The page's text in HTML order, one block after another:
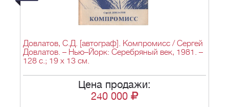
Довлатов, С.Д. [автограф]. Компромисс / Сергей
Довлатов. – Нью–Йорк: Серебряный век, 1981. –
128 с.; 19 х 13 см.
Цена продажи:
240 000